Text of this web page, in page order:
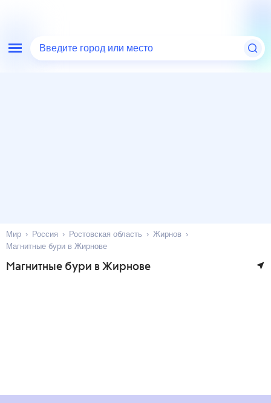
Введите город или место
Мир Россия Ростовская область
Жирнов
Магнитные бури в Жирнове
Магнитные бури в Жирнове